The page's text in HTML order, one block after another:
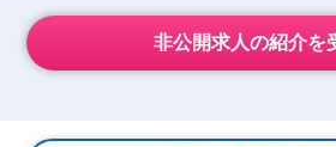
非公開求人の紹介を